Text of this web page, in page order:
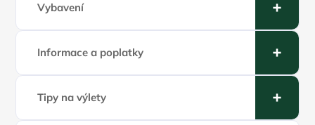
Vybavení
Informace a poplatky
Tipy na výlety